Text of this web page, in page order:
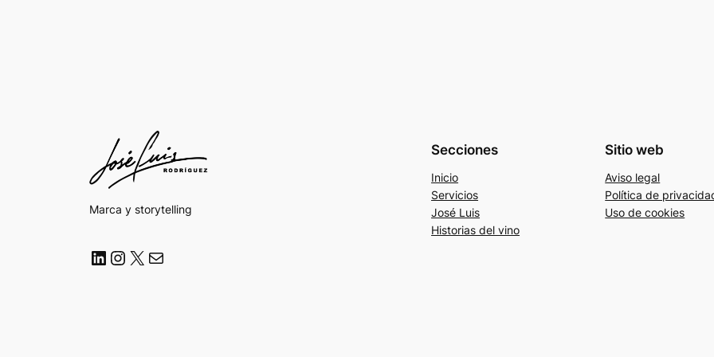
Marca y storytelling
LinkedIn Instagram X Correo electrónico
Secciones
Inicio
Servicios
José Luis
Historias del vino
Sitio web
Aviso legal
Política de
Uso de cookies